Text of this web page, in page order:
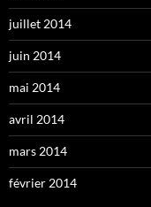
juillet 2014
juin 2014
mai 2014
avril 2014
mars 2014
février 2014